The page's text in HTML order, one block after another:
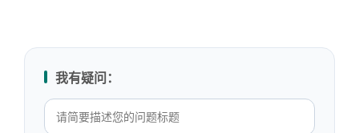
我有疑问：